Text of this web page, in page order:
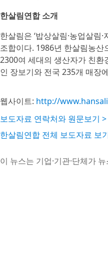
한살림연합 소개
한살림은 ‘밥상살림·농업살
조합이다. 1986년 한살림농
2300여 세대의 생산자가 친환
인 장보기와 전국 235개 매장
웹사이트: http://
보도자료 연락처와 원문보기 >
한살림연합 전체 보도자료 보
이 뉴스는 기업·기관·단체가